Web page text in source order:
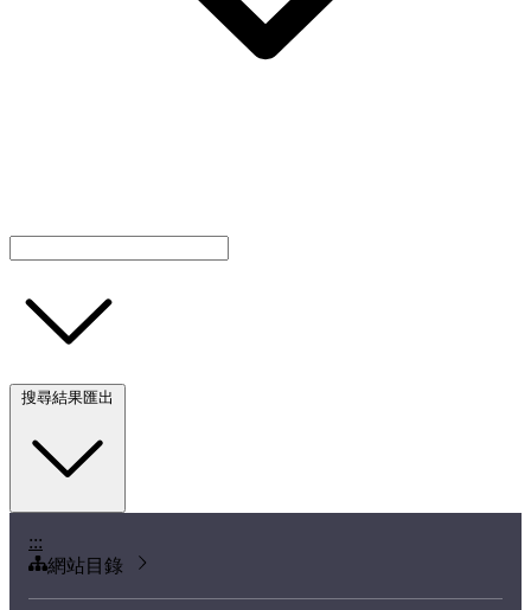
:::
網站目錄